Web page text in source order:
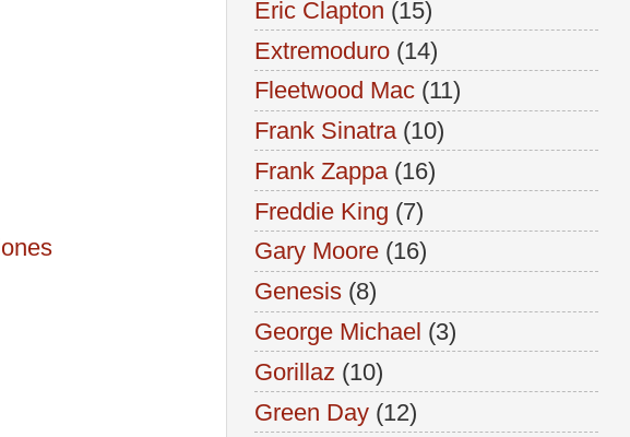
Eric Clapton (15)
Extremoduro (14)
Fleetwood Mac (11)
Frank Sinatra (10)
Frank Zappa (16)
Freddie King (7)
Gary Moore (16)
Genesis (8)
George Michael (3)
Gorillaz (10)
Green Day (12)